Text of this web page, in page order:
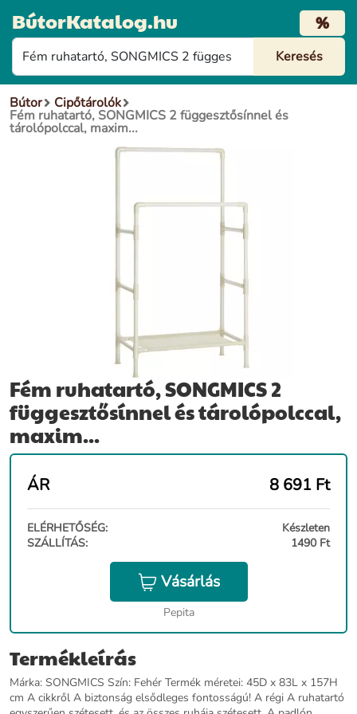
BútorKatalog.hu %
Bútor Cipőtárolók
Fém ruhatartó, SONGMICS 2 függesztősínnel és
tárolópolccal, maxim...
Fém ruhatartó, SONGMICS 2
függesztősínnel és tárolópolccal,
maxim...
ÁR 8 691 Ft
ELÉRHETŐSÉG:
Készleten
SZÁLLÍTÁS:
1490 Ft
Vásárlás
Pepita
Termékleírás
Márka: SONGMICS Szín: Fehér Termék méretei: 45D x 83L x 157H
cm A cikkről A biztonság elsődleges fontosságú! A régi A ruhatartó